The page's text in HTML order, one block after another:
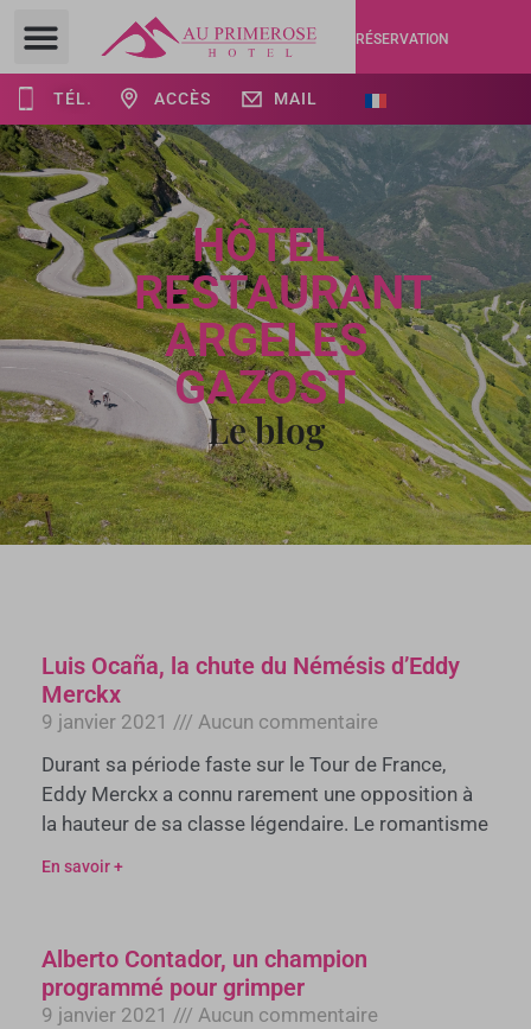
RÉSERVATION
TÉL. ACCÈS MAIL
HÔTEL
RESTAURANT
ARGELES
GAZOST
Le blog
Luis Ocaña, la chute du Némésis d’Eddy
Merckx
9 janvier 2021
Aucun commentaire
Durant sa période faste sur le Tour de France,
Eddy Merckx a connu rarement une opposition à
la hauteur de sa classe légendaire. Le romantisme
En savoir +
Alberto Contador, un champion
programmé pour grimper
9 janvier 2021
Aucun commentaire